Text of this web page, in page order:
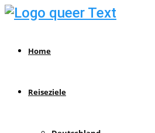
Home
Reiseziele